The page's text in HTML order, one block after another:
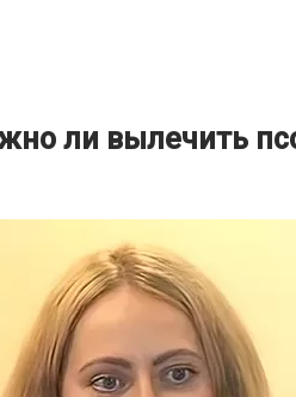
ли вылечить